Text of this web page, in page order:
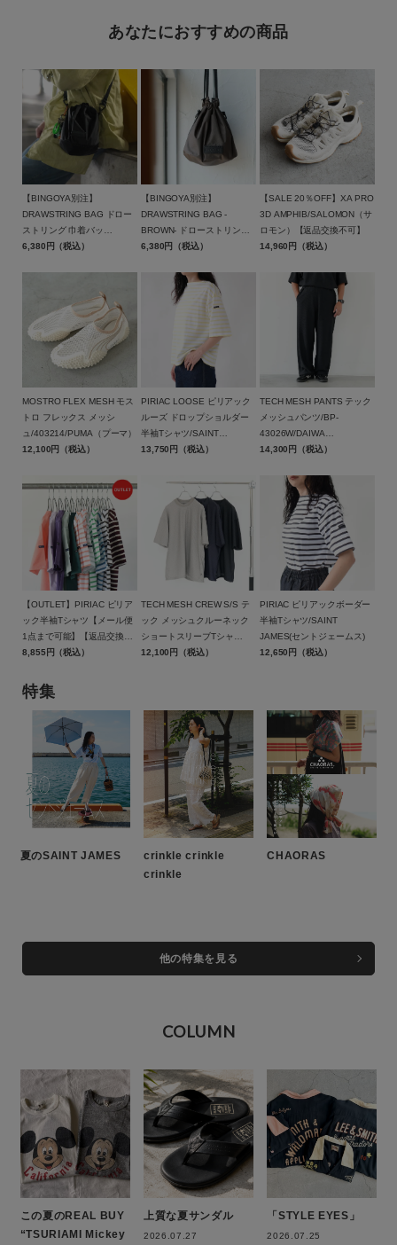
あなたにおすすめの商品
【BINGOYA別注】
DRAWSTRING BAG ドロー
ストリング 巾着バッ
グ/BAICYCLON by
6,380円（税込）
【BINGOYA別注】
DRAWSTRING BAG -
BROWN- ドローストリング
巾着バッグ ブラウン/BCL-
Bagjack(バイシクロン バイ
バッグジャック)【メール便1
6,380円（税込）
【SALE 20％OFF】XA PRO
3D AMPHIB/SALOMON（サ
ロモン）【返品交換不可】
14,960円（税込）
MOSTRO FLEX MESH モス
トロ フレックス メッシ
ュ/403214/PUMA（プーマ）
12,100円（税込）
PIRIAC LOOSE ピリアック
ルーズ ドロップショルダー
半袖Tシャツ/SAINT
JAMES(セントジェームス)
13,750円（税込）
TECH MESH PANTS テック
メッシュパンツ/BP-
43026W/DAIWA
PIER39（ダイワ ピア39）
14,300円（税込）
【OUTLET】PIRIAC ピリア
ック半袖Tシャツ【メール便
1点まで可能】【返品交換不
可】/SAINT JAMES（セント
8,855円（税込）
TECH MESH CREW S/S テ
ック メッシュクルーネック
ショートスリーブTシャ
ツ/BE-40026W/DAIWA
12,100円（税込）
PIRIAC ピリアックボーダー
半袖Tシャツ/SAINT
JAMES(セントジェームス)
12,650円（税込）
特集
夏のSAINT JAMES
crinkle crinkle
crinkle
CHAORAS
他の特集を見る
COLUMN
この夏のREAL BUY
“TSURIAMI Mickey
上質な夏サンダル
2026.07.27
「STYLE EYES」
2026.07.25